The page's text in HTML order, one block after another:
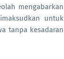
mengabarkan
untuk
tanpa kesadaran